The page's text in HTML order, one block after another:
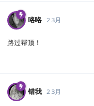
咯咯 2 3月
路过帮顶！
错我 2 3月